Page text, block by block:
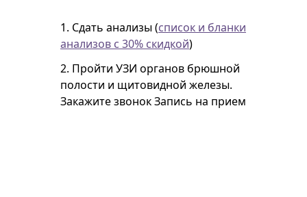
1. Сдать анализы (список и бланки
анализов с 30% скидкой)
2. Пройти УЗИ органов брюшной
полости и щитовидной железы.
Закажите звонокЗапись на прием